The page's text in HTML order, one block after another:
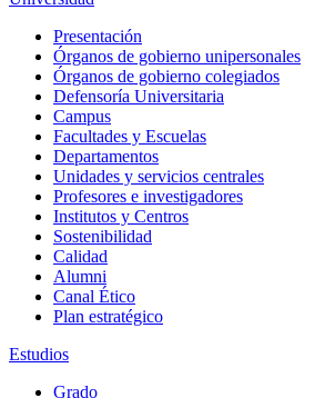
Presentación
Órganos de gobierno unipersonales
Órganos de gobierno colegiados
Defensoría Universitaria
Campus
Facultades y Escuelas
Departamentos
Unidades y servicios centrales
Profesores e investigadores
Institutos y Centros
Sostenibilidad
Calidad
Alumni
Canal Ético
Plan estratégico
Estudios
Grado